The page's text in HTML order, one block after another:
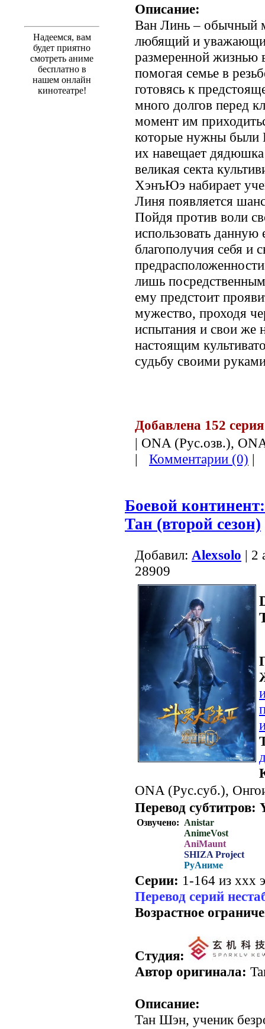
Надеемся, вам
будет приятно
смотреть аниме
бесплатно в
нашем онлайн
кинотеатре!
Описание:
Ван Линь – обычный
любящий и
размеренной жизнью
помогая семье в
готовясь к
много долгов перед
момент им
которые нужны были
их навещает
великая секта
ХэнъЮэ набирает
Линя появляется
Пойдя против воли
использовать
благополучия себя и
лишь
ему предстоит
мужество, проходя
испытания и свои же
настоящим
судьбу своими
Добавлена 152
| ONA (Рус.озв.),
|
Комментарии (0) |
Боевой
Тан (второй сезон)
Добавил: Alexsolo | 2
28909
ONA (Рус.суб.),
Перевод субтитров:
Озвучено: Anistar
AnimeVost
AniMaunt
SHIZA Project
РуАниме
Серии: 1-164 из ххх
Перевод серий
Возрастное
Студия:
Автор оригинала:
Описание:
Тан Шэн, ученик